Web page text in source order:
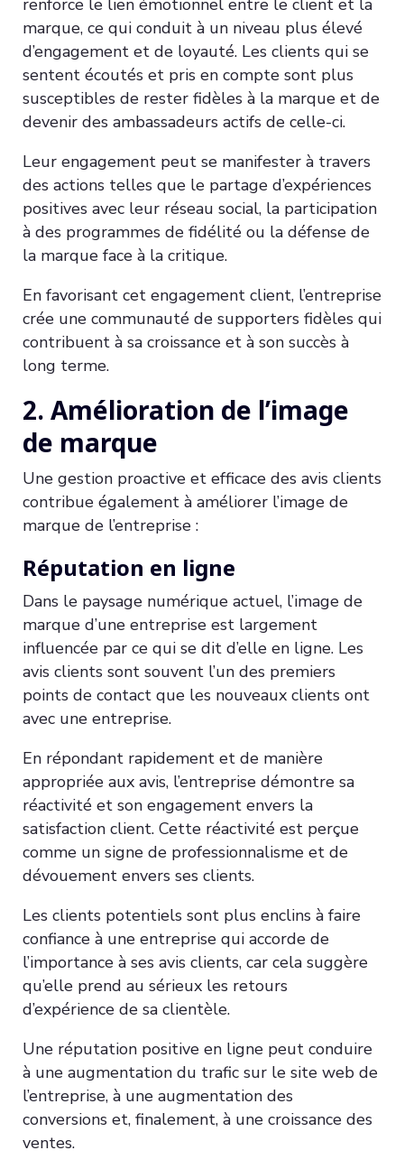
renforce le lien émotionnel entre le client et la
marque, ce qui conduit à un niveau plus élevé
d’engagement et de loyauté. Les clients qui se
sentent écoutés et pris en compte sont plus
susceptibles de rester fidèles à la marque et de
devenir des ambassadeurs actifs de celle-ci.
Leur engagement peut se manifester à travers
des actions telles que le partage d’expériences
positives avec leur réseau social, la participation
à des programmes de fidélité ou la défense de
la marque face à la critique.
En favorisant cet engagement client, l’entreprise
crée une communauté de supporters fidèles qui
contribuent à sa croissance et à son succès à
long terme.
2. Amélioration de l’image
de marque
Une gestion proactive et efficace des avis clients
contribue également à améliorer l’image de
marque de l’entreprise :
Réputation en ligne
Dans le paysage numérique actuel, l’image de
marque d’une entreprise est largement
influencée par ce qui se dit d’elle en ligne. Les
avis clients sont souvent l’un des premiers
points de contact que les nouveaux clients ont
avec une entreprise.
En répondant rapidement et de manière
appropriée aux avis, l’entreprise démontre sa
réactivité et son engagement envers la
satisfaction client. Cette réactivité est perçue
comme un signe de professionnalisme et de
dévouement envers ses clients.
Les clients potentiels sont plus enclins à faire
confiance à une entreprise qui accorde de
l’importance à ses avis clients, car cela suggère
qu’elle prend au sérieux les retours
d’expérience de sa clientèle.
Une réputation positive en ligne peut conduire
à une augmentation du trafic sur le site web de
l’entreprise, à une augmentation des
conversions et, finalement, à une croissance des
ventes.